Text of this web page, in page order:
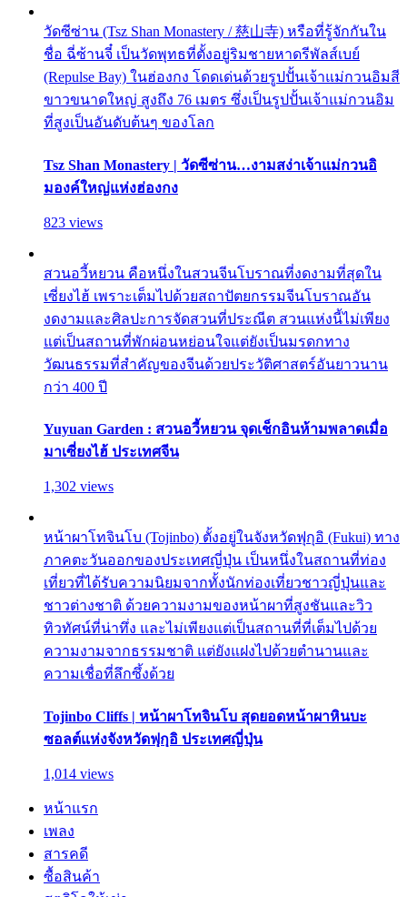
วัดซีซ่าน (Tsz Shan Monastery / 慈山寺) หรือที่รู้จักกันใน
ชื่อ ฉี่ซ้านจี๋ เป็นวัดพุทธที่ตั้งอยู่ริมชายหาดรีพัลส์เบย์
(Repulse Bay) ในฮ่องกง โดดเด่นด้วยรูปปั้นเจ้าแม่กวนอิมสี
ขาวขนาดใหญ่ สูงถึง 76 เมตร ซึ่งเป็นรูปปั้นเจ้าแม่กวนอิม
ที่สูงเป็นอันดับต้นๆ ของโลก
Tsz Shan Monastery | วัดซีซ่าน…งามสง่าเจ้าแม่กวนอิ
มองค์ใหญ่แห่งฮ่องกง
823 views
สวนอวี้หยวน คือหนึ่งในสวนจีนโบราณที่งดงามที่สุดใน
เซี่ยงไฮ้ เพราะเต็มไปด้วยสถาปัตยกรรมจีนโบราณอัน
งดงามและศิลปะการจัดสวนที่ประณีต สวนแห่งนี้ไม่เพียง
แต่เป็นสถานที่พักผ่อนหย่อนใจแต่ยังเป็นมรดกทาง
วัฒนธรรมที่สำคัญของจีนด้วยประวัติศาสตร์อันยาวนาน
กว่า 400 ปี
Yuyuan Garden : สวนอวี้หยวน จุดเช็กอินห้ามพลาดเมื่อ
มาเซี่ยงไฮ้ ประเทศจีน
1,302 views
หน้าผาโทจินโบ (Tojinbo) ตั้งอยู่ในจังหวัดฟุกุอิ (Fukui) ทาง
ภาคตะวันออกของประเทศญี่ปุ่น เป็นหนึ่งในสถานที่ท่อง
เที่ยวที่ได้รับความนิยมจากทั้งนักท่องเที่ยวชาวญี่ปุ่นและ
ชาวต่างชาติ ด้วยความงามของหน้าผาที่สูงชันและวิว
ทิวทัศน์ที่น่าทึ่ง และไม่เพียงแต่เป็นสถานที่ที่เต็มไปด้วย
ความงามจากธรรมชาติ แต่ยังแฝงไปด้วยตำนานและ
ความเชื่อที่ลึกซึ้งด้วย
Tojinbo Cliffs | หน้าผาโทจินโบ สุดยอดหน้าผาหินบะ
ซอลต์แห่งจังหวัดฟุกุอิ ประเทศญี่ปุ่น
1,014 views
หน้าแรก
เพลง
สารคดี
ซื้อสินค้า